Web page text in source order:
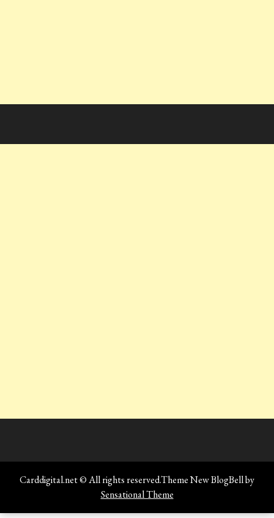
Carddigital.net © All rights reserved.Theme New BlogBell by
Sensational Theme